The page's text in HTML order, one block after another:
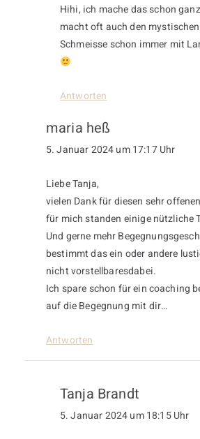
Hihi, ich mache das schon
macht oft auch den
Schmeisse schon immer mit
Antworten
maria heß
5. Januar 2024 um 17:17 Uhr
Liebe Tanja,
vielen Dank für diesen sehr
für mich standen einige nützliche
Und gerne mehr
bestimmt das ein oder andere
nicht vorstellbaresdabei.
Ich spare schon für ein coaching
auf die Begegnung mit dir…
Antworten
Tanja Brandt
5. Januar 2024 um 18:15 Uhr